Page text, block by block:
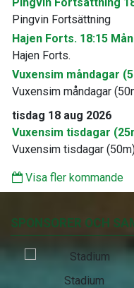
Pingvin Fortsättning
Hajen Forts. 18:15
Hajen Forts.
Vuxensim måndagar
Vuxensim måndagar
tisdag 18 aug 2026
Vuxensim tisdagar
Vuxensim tisdagar
Visa fler kommande
SPONSORER OCH
Stadium